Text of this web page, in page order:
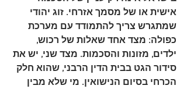
אישית או של מסמך אזרחי. זוג יהודי
שמתגרש צריך להתמודד עם מערכת
כפולה: מצד אחד שאלות של רכוש,
ילדים, מזונות והסכמות. מצד שני, יש את
סידור הגט בבית הדין הרבני, שהוא חלק
הכרחי בסיום הנישואין. מי שלא מבין